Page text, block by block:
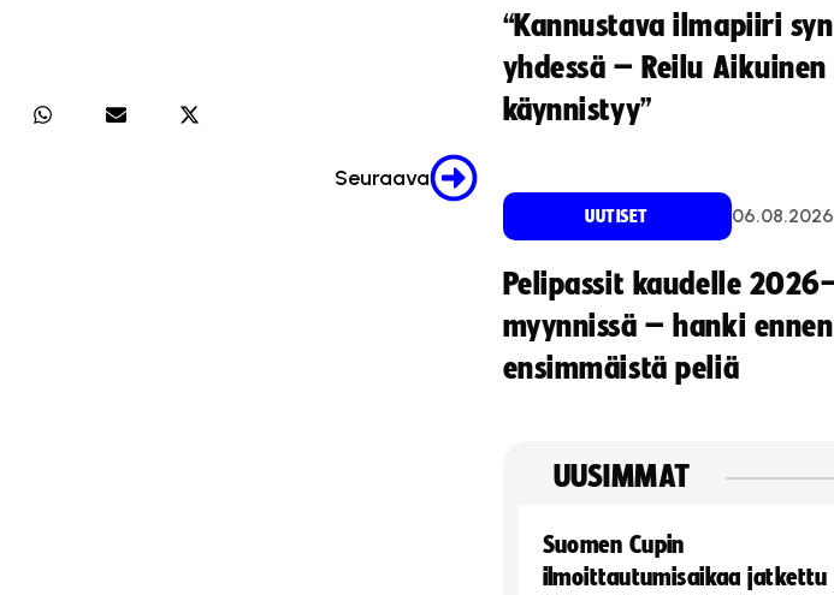
Seuraava
“Kannustava ilmapiiri
yhdessä – Reilu
käynnistyy”
UUTISET 06.08.2026
Pelipassit kaudelle
myynnissä – hanki ennen
ensimmäistä peliä
UUSIMMAT
Suomen Cupin
ilmoittautumisaikaa jatkettu